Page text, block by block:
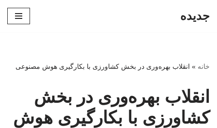
جدیده
خانه » انقلاب بهره‌وری در بخش کشاورزی با بکارگیری هوش مصنوعی
انقلاب بهره‌وری در بخش
کشاورزی با بکارگیری هوش